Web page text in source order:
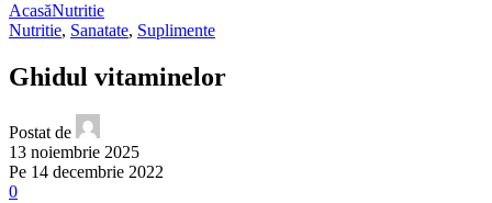
AcasăNutritie
Nutritie, Sanatate, Suplimente
Ghidul vitaminelor
Postat de
13 noiembrie 2025
Pe 14 decembrie 2022
0